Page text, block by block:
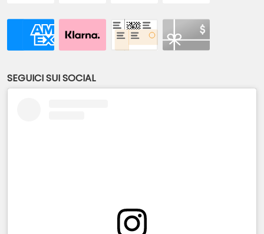
SEGUICI SUI SOCIAL